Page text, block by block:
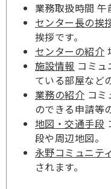
業務取扱時間
センター長の挨
挨拶です。
センターの紹介
施設情報 コミュ
ている部屋など
業務の紹介 コミ
のできる申請等
地図・交通手段
段や周辺地図。
永野コミュニテ
されます。